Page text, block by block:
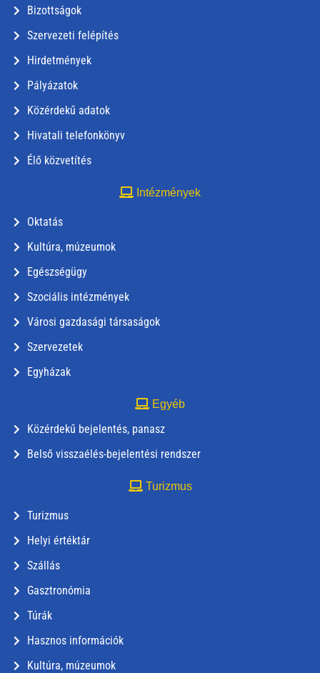
Bizottságok
Szervezeti felépítés
Hirdetmények
Pályázatok
Közérdekű adatok
Hivatali telefonkönyv
Élő közvetítés
Intézmények
Oktatás
Kultúra, múzeumok
Egészségügy
Szociális intézmények
Városi gazdasági társaságok
Szervezetek
Egyházak
Egyéb
Közérdekű bejelentés, panasz
Belső visszaélés-bejelentési rendszer
Turizmus
Turizmus
Helyi értéktár
Szállás
Gasztronómia
Túrák
Hasznos információk
Kultúra, múzeumok